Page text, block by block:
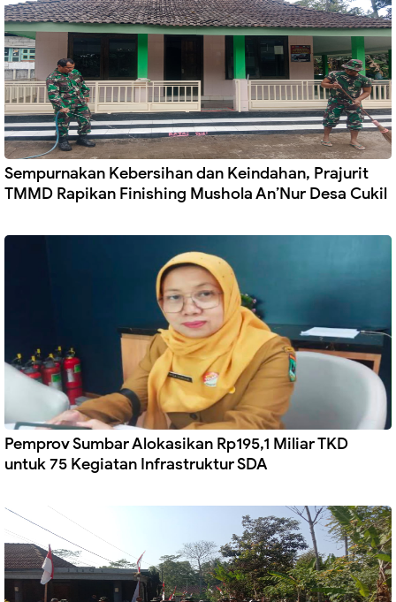
Sempurnakan Kebersihan dan Keindahan, Prajurit
TMMD Rapikan Finishing Mushola An’Nur Desa Cukil
Pemprov Sumbar Alokasikan Rp195,1 Miliar TKD
untuk 75 Kegiatan Infrastruktur SDA